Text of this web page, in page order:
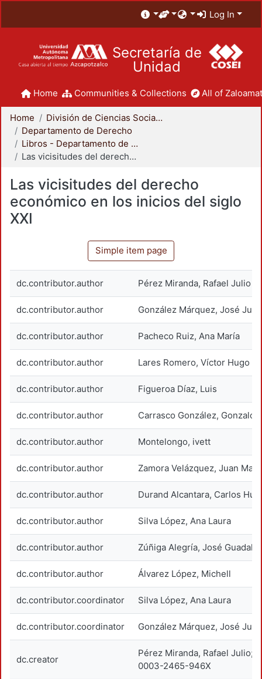
Log In
Secretaría de
Unidad
Home Communities & Collections All of
Home
División de Ciencias Sociales y Humanidades
Departamento de Derecho
Libros - Departamento de Derecho
Las vicisitudes del derecho económico en los inicios del siglo XXI
Las vicisitudes del derecho
económico en los inicios del siglo
XXI
Simple item page
dc.contributor.author Pérez Miranda, Rafael Julio
dc.contributor.author González Márquez, José Juan
dc.contributor.author Pacheco Ruiz, Ana María
dc.contributor.author Lares Romero, Víctor Hugo
dc.contributor.author Figueroa Díaz, Luis
dc.contributor.author Carrasco González, Gonzalo
dc.contributor.author Montelongo, ivett
dc.contributor.author Zamora Velázquez, Juan
dc.contributor.author Durand Alcantara, Carlos
dc.contributor.author Silva López, Ana Laura
dc.contributor.author Zúñiga Alegría, José
dc.contributor.author Álvarez López, Michell
dc.contributor.coordinator Silva López, Ana Laura
dc.contributor.coordinator González Márquez, José Juan
dc.creator
Pérez Miranda, Rafael
0003-2465-946X